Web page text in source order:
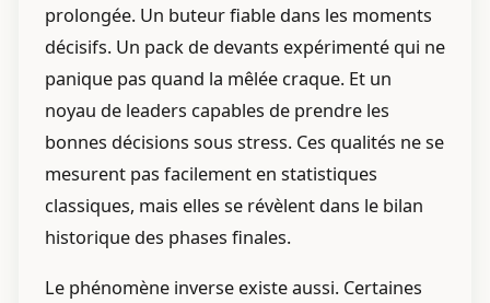
prolongée. Un buteur fiable dans les moments
décisifs. Un pack de devants expérimenté qui ne
panique pas quand la mêlée craque. Et un
noyau de leaders capables de prendre les
bonnes décisions sous stress. Ces qualités ne se
mesurent pas facilement en statistiques
classiques, mais elles se révèlent dans le bilan
historique des phases finales.
Le phénomène inverse existe aussi. Certaines